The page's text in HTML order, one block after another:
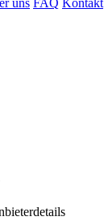
uns FAQ Kontakt